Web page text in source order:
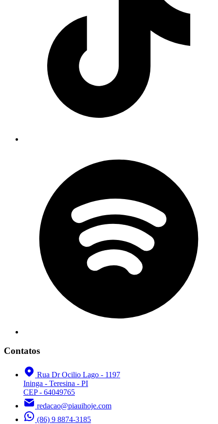
Contatos
Rua Dr Ocilio Lago - 1197
Ininga - Teresina - PI
CEP - 64049765
redacao@piauihoje.com
(86) 9 8874-3185